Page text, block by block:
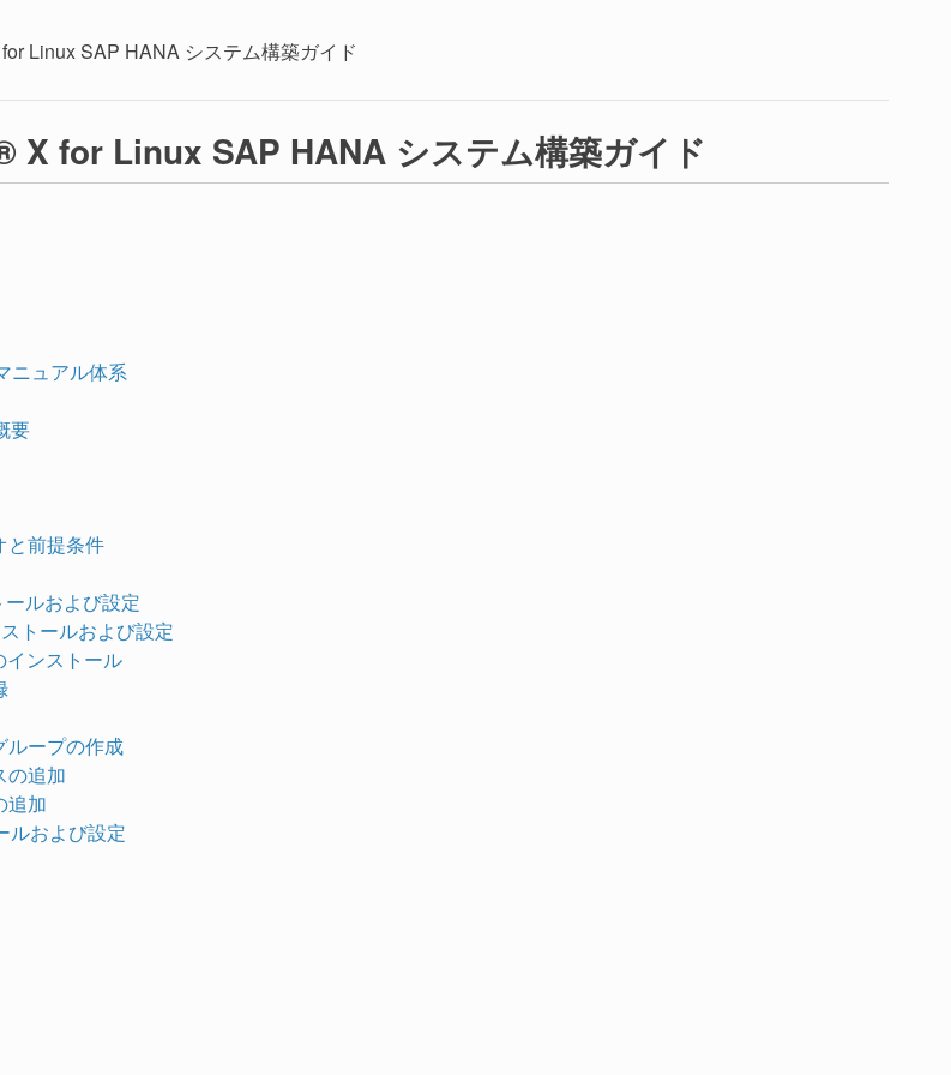
Linux SAP HANA システム構築ガイド
X for Linux SAP HANA システム構築ガイド
ニュアル体系
要
と前提条件
ルおよび設定
トールおよび設定
ンストール
ループの作成
の追加
追加
ルおよび設定